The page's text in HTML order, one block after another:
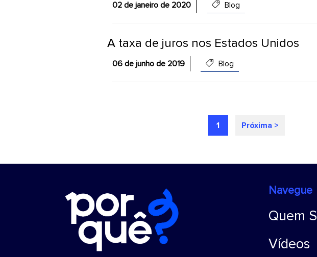
02 de janeiro de 2020 Blog
A taxa de juros nos Estados Unidos
06 de junho de 2019 Blog
1 Próxima >
Navegue
Quem
Vídeos